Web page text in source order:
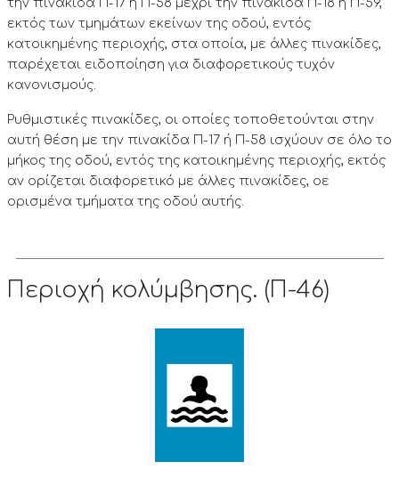
την πινακίδα Π-17 ή Π-58 μέχρι την πινακίδα Π-18 ή Π-59,
εκτός των τμημάτων εκείνων της οδού, εντός
κατοικημένης περιοχής, στα οποία, με άλλες πινακίδες,
παρέχεται ειδοποίηση για διαφορετικούς τυχόν
κανονισμούς.
Ρυθμιστικές πινακίδες, οι οποίες τοποθετούνται στην
αυτή θέση με την πινακίδα Π-17 ή Π-58 ισχύουν σε όλο το
μήκος της οδού, εντός της κατοικημένης περιοχής, εκτός
αν ορίζεται διαφορετικό με άλλες πινακίδες, οε
ορισμένα τμήματα της οδού αυτής.
Περιοχή κολύμβησης. (Π-46)